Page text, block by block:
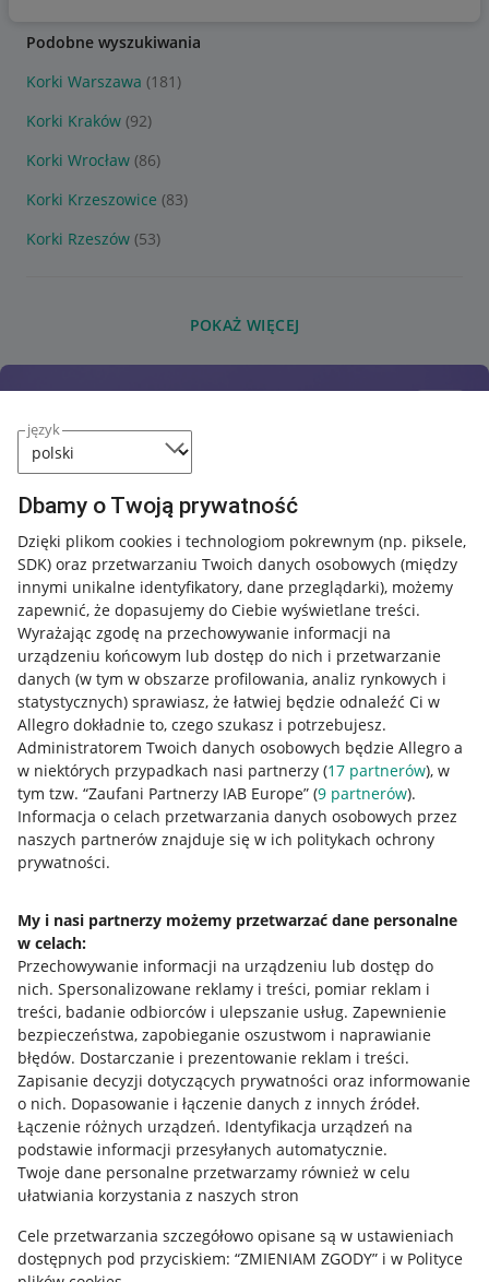
język
Dbamy o Twoją prywatność
Dzięki plikom cookies i technologiom pokrewnym (np. piksele,
SDK) oraz przetwarzaniu Twoich danych osobowych (między
innymi unikalne identyfikatory, dane przeglądarki), możemy
zapewnić, że dopasujemy do Ciebie wyświetlane treści.
Wyrażając zgodę na przechowywanie informacji na
urządzeniu końcowym lub dostęp do nich i przetwarzanie
danych (w tym w obszarze profilowania, analiz rynkowych i
statystycznych) sprawiasz, że łatwiej będzie odnaleźć Ci w
Allegro dokładnie to, czego szukasz i potrzebujesz.
Administratorem Twoich danych osobowych będzie Allegro a
w niektórych przypadkach nasi partnerzy (17 partnerów), w
tym tzw. “Zaufani Partnerzy IAB Europe” (9 partnerów).
Informacja o celach przetwarzania danych osobowych przez
naszych partnerów znajduje się w ich politykach ochrony
prywatności.
My i nasi partnerzy możemy przetwarzać dane personalne
w celach:
Przechowywanie informacji na urządzeniu lub dostęp do
nich. Spersonalizowane reklamy i treści, pomiar reklam i
treści, badanie odbiorców i ulepszanie usług. Zapewnienie
bezpieczeństwa, zapobieganie oszustwom i naprawianie
błędów. Dostarczanie i prezentowanie reklam i treści.
Zapisanie decyzji dotyczących prywatności oraz informowanie
o nich. Dopasowanie i łączenie danych z innych źródeł.
Łączenie różnych urządzeń. Identyfikacja urządzeń na
podstawie informacji przesyłanych automatycznie.
Twoje dane personalne przetwarzamy również w celu
ułatwiania korzystania z naszych stron
Cele przetwarzania szczegółowo opisane są w ustawieniach
dostępnych pod przyciskiem: “ZMIENIAM ZGODY” i w Polityce
Podobne wyszukiwania
Korki Warszawa (181)
Korki Kraków (92)
Korki Wrocław (86)
Korki Krzeszowice (83)
Korki Rzeszów (53)
POKAŻ WIĘCEJ
Przydatne informacje
Jak to działa
Allegro Gadane dla sprzedających
Allegro Gadane dla kupujących
Mapa miejscowości
Informacje prawne
Regulamin
Polityka plików "cookies"
Ustawienia plików "cookies"
Udostępnianie lokalizacji
Informacje dla Aktu o Usługach Cyfrowych